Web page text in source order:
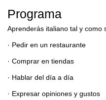
Programa
Aprenderás italiano tal y como
· Pedir en un restaurante
· Comprar en tiendas
· Hablar del día a día
· Expresar opiniones y gustos